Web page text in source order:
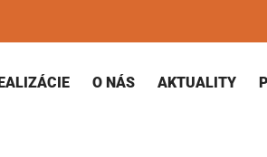
O NÁS AKTUALITY